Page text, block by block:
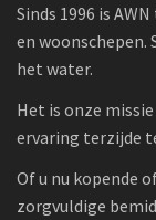
Sinds 1996 is
en woonschepen.
het water.
Het is onze
ervaring terzijde
Of u nu kopende
zorgvuldige